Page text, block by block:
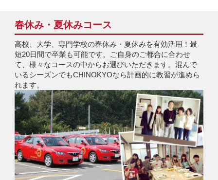
春休み・夏休みコース
高校、大学、専門学校の春休み・夏休みを有効活用！最
短20日間で卒業も可能です。ご自身のご都合に合わせ
て、様々なコースの中からお選びいただきます。混んで
いるシーズンでもCHINOKYOなら計画的に教習が進めら
れます。